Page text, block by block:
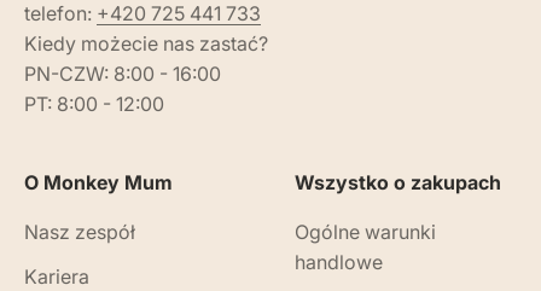
telefon: +420 725 441 733
Kiedy możecie nas zastać?
PN-CZW: 8:00 - 16:00
PT: 8:00 - 12:00
O Monkey Mum
Nasz zespół
Kariera
Wszystko o zakupach
Ogólne warunki
handlowe